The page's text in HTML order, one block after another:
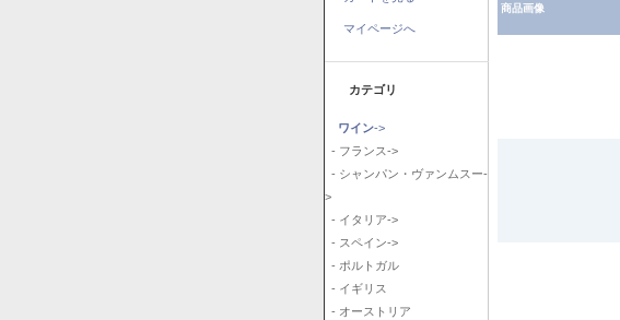
マイページへ
カテゴリ
ワイン->
- フランス->
- シャンパン・ヴァンムスー-
>
- イタリア->
- スペイン->
- ポルトガル
- イギリス
- オーストリア
商品画像